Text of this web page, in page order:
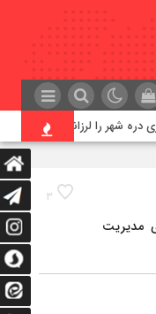
۳
مدیریت